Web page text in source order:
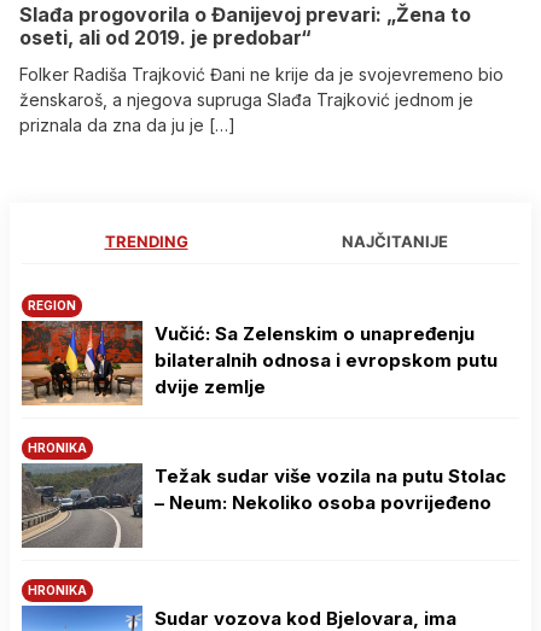
Slađa progovorila o Đanijevoj prevari: „Žena to
oseti, ali od 2019. je predobar“
Folker Radiša Trajković Đani ne krije da je svojevremeno bio
ženskaroš, a njegova supruga Slađa Trajković jednom je
priznala da zna da ju je […]
TRENDING NAJČITANIJE
REGION
Vučić: Sa Zelenskim o unapređenju
bilateralnih odnosa i evropskom putu
dvije zemlje
HRONIKA
Težak sudar više vozila na putu Stolac
– Neum: Nekoliko osoba povrijeđeno
HRONIKA
Sudar vozova kod Bjelovara, ima